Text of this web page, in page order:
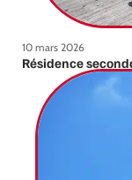
10 mars 2026
Résidence